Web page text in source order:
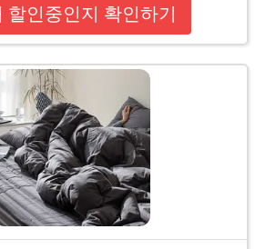
할인중인지 확인하기